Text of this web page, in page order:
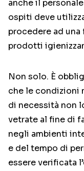
anche il
ospiti deve
procedere ad
prodotti
Non solo. È
che le condizioni
di necessità non
vetrate al fine di
negli ambienti
e del tempo di
essere verificata